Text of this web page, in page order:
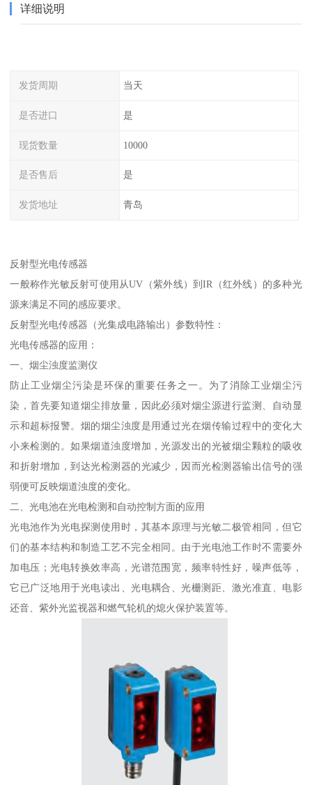
详细说明
发货周期 当天
是否进口 是
现货数量 10000
是否售后 是
发货地址 青岛
反射型光电传感器
一般称作光敏反射可使用从UV（紫外线）到IR（红外线）的多种光
源来满足不同的感应要求。
反射型光电传感器（光集成电路输出）参数特性：
光电传感器的应用：
一、烟尘浊度监测仪
防止工业烟尘污染是环保的重要任务之一。为了消除工业烟尘污
染，首先要知道烟尘排放量，因此必须对烟尘源进行监测、自动显
示和超标报警。烟的烟尘浊度是用通过光在烟传输过程中的变化大
小来检测的。如果烟道浊度增加，光源发出的光被烟尘颗粒的吸收
和折射增加，到达光检测器的光减少，因而光检测器输出信号的强
弱便可反映烟道浊度的变化。
二、光电池在光电检测和自动控制方面的应用
光电池作为光电探测使用时，其基本原理与光敏二极管相同，但它
们的基本结构和制造工艺不完全相同。由于光电池工作时不需要外
加电压；光电转换效率高，光谱范围宽，频率特性好，噪声低等，
它已广泛地用于光电读出、光电耦合、光栅测距、激光准直、电影
还音、紫外光监视器和燃气轮机的熄火保护装置等。